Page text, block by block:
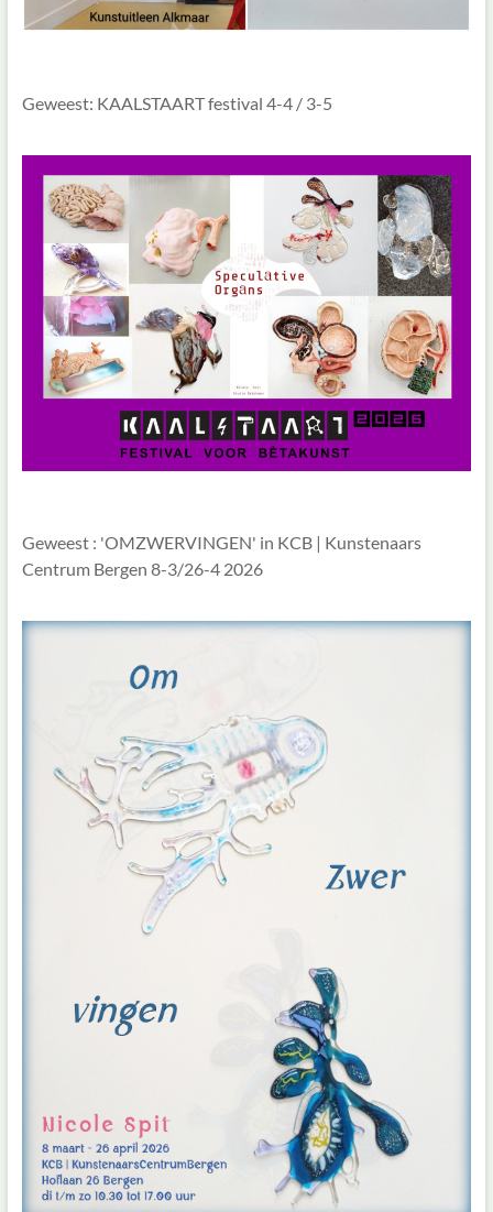
Geweest: KAALSTAART festival 4-4 / 3-5
Geweest : 'OMZWERVINGEN' in KCB | Kunstenaars
Centrum Bergen 8-3/26-4 2026